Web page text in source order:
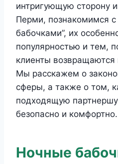
интригующую сторону
Перми, познакомимся
бабочками”, их
популярностью и тем,
клиенты возвращаются
Мы расскажем о
сферы, а также о том,
подходящую
безопасно и комфортно.
Ночные